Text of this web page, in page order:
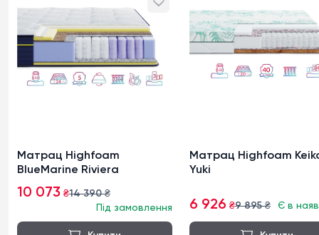
Матрац Highfoam
BlueMarine Riviera
10 073 ₴14 390₴
Під замовлення
Матрац Highfoam
Yuki
6 926 ₴9 895₴ Є в